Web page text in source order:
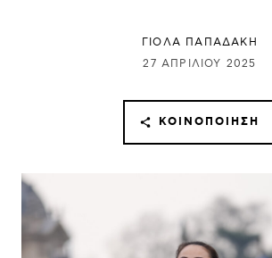
ΓΙΌΛΑ ΠΑΠΑΔΆΚΗ
27 ΑΠΡΙΛΊΟΥ 2025
ΚΟΙΝΟΠΟΊΗΣΗ